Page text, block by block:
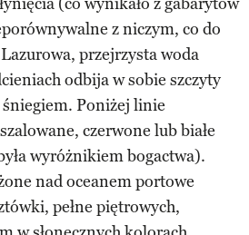
z niczym, co do
przejrzysta woda
odbija w sobie szczyty
Poniżej linie
czerwone lub białe
wyróżnikiem bogactwa).
nad oceanem portowe
pełne piętrowych,